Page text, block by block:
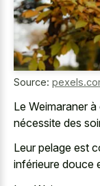
Source:
Le Weimaraner à
nécessite des
Leur pelage est
inférieure douce